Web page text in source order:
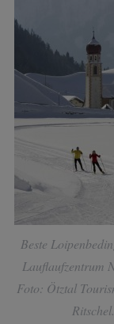
Beste
Lauflaufzentrum
Foto: Ötztal
Ritschel.